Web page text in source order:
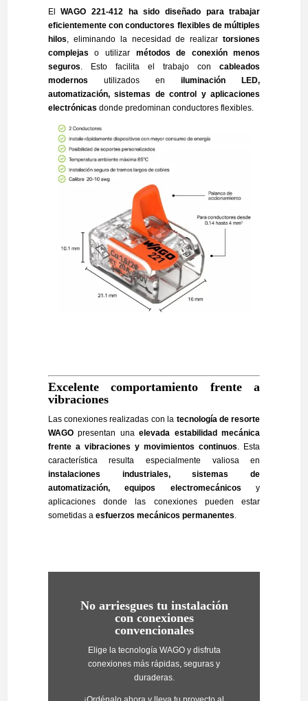
ElWAGO 221-412 ha sido diseñado para trabajar
eficientemente con conductores flexibles de múltiples
hilos, eliminando la necesidad de realizartorsiones
complejas o utilizar métodos de conexión menos
seguros. Esto facilita el trabajo concableados
modernos utilizados eniluminación LED,
automatización, sistemas de control y aplicaciones
electrónicas donde predominan conductores flexibles.
Excelente comportamiento frente a
vibraciones
Las conexiones realizadas con la tecnología de resorte
WAGOpresentan unaelevada estabilidad mecánica
frente a vibraciones y movimientos continuos. Esta
característica resulta especialmente valiosa en
instalaciones industriales, sistemas de
automatización, equipos electromecánicos y
aplicaciones donde las conexiones pueden estar
sometidas a esfuerzos mecánicos permanentes.
No arriesgues tu instalación
con conexiones
convencionales
Elige la tecnología WAGO y disfruta
conexiones más rápidas, seguras y
duraderas.